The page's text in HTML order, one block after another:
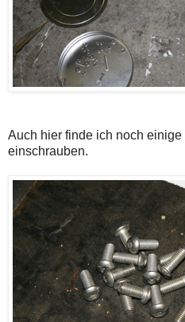
Auch hier finde ich noch
einschrauben.